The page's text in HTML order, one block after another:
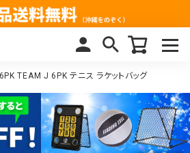
TEAM J 6PK テニス ラケットバッグ